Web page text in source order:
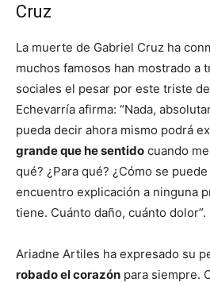
Cruz
La muerte de Gabriel Cruz ha
muchos famosos han mostrado a
sociales el pesar por este triste
Echevarría afirma: “Nada,
pueda decir ahora mismo podrá
grande que he sentido cuando
qué? ¿Para qué? ¿Cómo se
encuentro explicación a ninguna
tiene. Cuánto daño, cuánto dolor”.
Ariadne Artiles ha expresado su
robado el corazón para siempre.